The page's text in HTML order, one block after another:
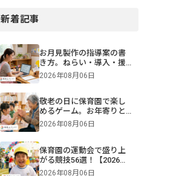
新着記事
お月見製作の指導案の書
き方。ねらい・導入・援
助を年齢別に解説【保
2026年08月06日
敬老の日に保育園で楽し
めるゲーム。お年寄りと
交流できる遊びや伝承遊
2026年08月06日
保育園の運動会で盛り上
がる競技56選！【2026年
版】0・1・2・3・4・5歳
2026年08月06日